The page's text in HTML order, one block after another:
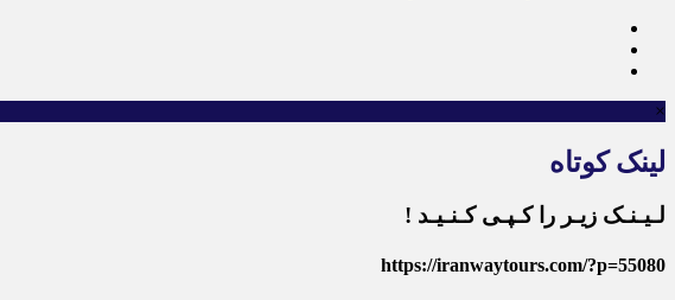
×
لینک کوتاه
لـیـنـک زیـر را کـپـی کـنـیـد !
https://iranwaytours.com/?p=55080